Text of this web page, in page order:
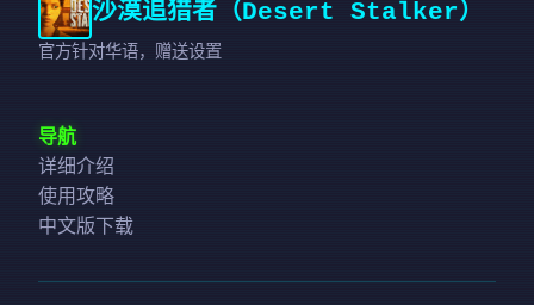
沙漠追猎者（Desert Stalker）
官方针对华语，赠送设置
导航
详细介绍
使用攻略
中文版下载